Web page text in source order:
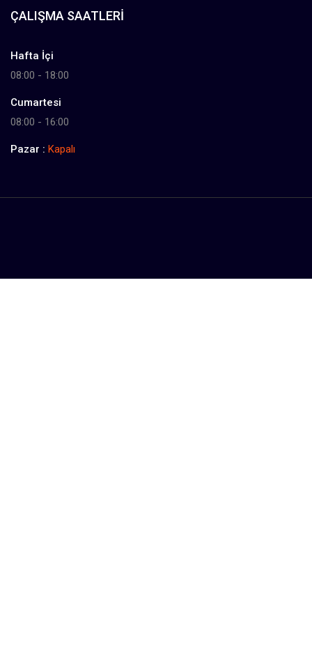
ÇALIŞMA SAATLERI
Hafta İçi
08:00 - 18:00
Cumartesi
08:00 - 16:00
Pazar : Kapalı